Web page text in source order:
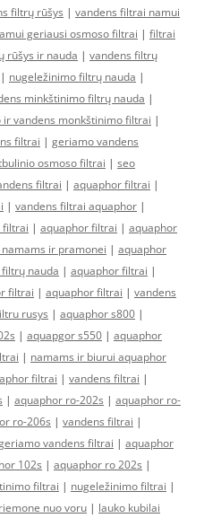
filtrų rūšys | vandens filtrai namui
geriausi osmoso filtrai | filtrai
rūšys ir nauda | vandens filtrų
| nugeležinimo filtrų nauda |
minkštinimo filtrų nauda |
ir vandens monkštinimo filtrai |
filtrai | geriamo vandens
osmoso filtrai | seo
filtrai | aquaphor filtrai |
| vandens filtrai aquaphor |
filtrai | aquaphor filtrai | aquaphor
ir pramonei | aquaphor
nauda | aquaphor filtrai |
filtrai | aquaphor filtrai | vandens
rusys | aquaphor s800 |
| aquapgor s550 | aquaphor
| namams ir biurui aquaphor
filtrai | vandens filtrai |
| aquaphor ro-202s | aquaphor ro-
ro-206s | vandens filtrai |
vandens filtrai | aquaphor
102s | aquaphor ro 202s |
filtrai | nugeležinimo filtrai |
nuo voru | lauko kubilai